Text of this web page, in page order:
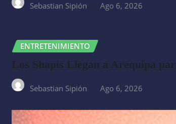
Sebastian Sipión Ago 6, 2026
ENTRETENIMIENTO
Los Shapis Llegan a Arequipa
Sebastian Sipión Ago 6, 2026